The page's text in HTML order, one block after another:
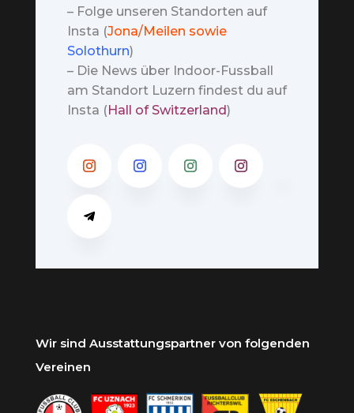
– Folge unseren Standorten auf
Insta (Jona/Meilen sowie
Solothurn)
– Die News über Indoor-Fussball
am Standort Luzern findest du auf
Insta (Hall of Switzerland)
Wir sind Ausstattungspartner von folgenden
Vereinen